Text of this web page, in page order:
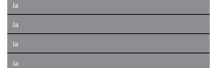
Ja
Ja
Ja
Ja